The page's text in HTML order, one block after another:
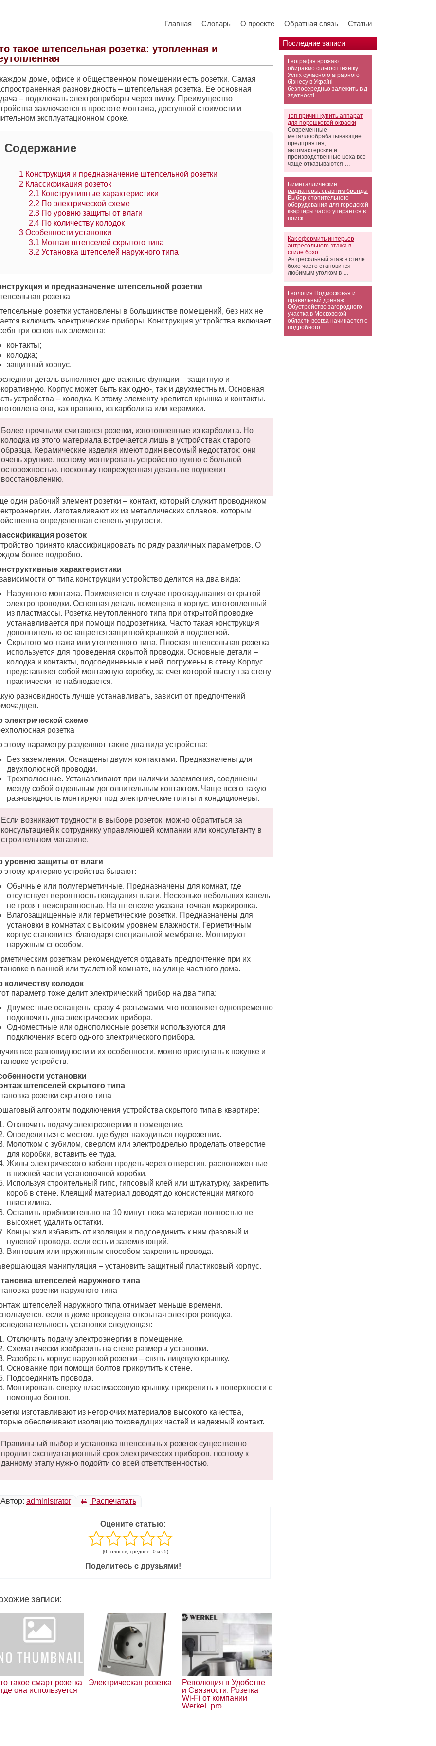
Главная Словарь О проекте Обратная связь Статьи
Последние записи
Географія врожаю:
обираємо сільгосптехніку
Успіх сучасного аграрного
бізнесу в Україні
безпосередньо залежить від
здатності …
Топ причин купить аппарат
для порошковой окраски
Современные
металлообрабатывающие
предприятия,
автомастерские и
производственные цеха все
чаще отказываются …
Биметаллические
радиаторы: сравним бренды
Выбор отопительного
оборудования для городской
квартиры часто упирается в
поиск …
Как оформить интерьер
антресольного этажа в
стиле бохо
Антресольный этаж в стиле
бохо часто становится
любимым уголком в …
Геология Подмосковья и
правильный дренаж
Обустройство загородного
участка в Московской
области всегда начинается с
подробного …
такое штепсельная розетка: утопленная и
доме, офисе и общественном помещении есть розетки. Самая
разновидность – штепсельная розетка. Ее основная
– подключать электроприборы через вилку. Преимущество
заключается в простоте монтажа, доступной стоимости и
эксплуатационном сроке.
Содержание
1 Конструкция и предназначение штепсельной розетки
2 Классификация розеток
2.1 Конструктивные характеристики
2.2 По электрической схеме
2.3 По уровню защиты от влаги
2.4 По количеству колодок
3 Особенности установки
3.1 Монтаж штепселей скрытого типа
3.2 Установка штепселей наружного типа
и предназначение штепсельной розетки
розетка
розетки установлены в большинстве помещений, без них не
включить электрические приборы. Конструкция устройства включает
три основных элемента:
контакты;
колодка;
защитный корпус.
деталь выполняет две важные функции – защитную и
Корпус может быть как одно-, так и двухместным. Основная
устройства – колодка. К этому элементу крепится крышка и контакты.
она, как правило, из карболита или керамики.
Более прочными считаются розетки, изготовленные из карболита. Но
колодка из этого материала встречается лишь в устройствах старого
образца. Керамические изделия имеют один весомый недостаток: они
очень хрупкие, поэтому монтировать устройство нужно с большой
осторожностью, поскольку поврежденная деталь не подлежит
восстановлению.
один рабочий элемент розетки – контакт, который служит проводником
Изготавливают их из металлических сплавов, которым
определенная степень упругости.
розеток
принято классифицировать по ряду различных параметров. О
более подробно.
характеристики
от типа конструкции устройство делится на два вида:
Наружного монтажа. Применяется в случае прокладывания открытой
электропроводки. Основная деталь помещена в корпус, изготовленный
из пластмассы. Розетка неутопленного типа при открытой проводке
устанавливается при помощи подрозетника. Часто такая конструкция
дополнительно оснащается защитной крышкой и подсветкой.
Скрытого монтажа или утопленного типа. Плоская штепсельная розетка
используется для проведения скрытой проводки. Основные детали –
колодка и контакты, подсоединенные к ней, погружены в стену. Корпус
представляет собой монтажную коробку, за счет которой выступ за стену
практически не наблюдается.
разновидность лучше устанавливать, зависит от предпочтений
электрической схеме
розетка
этому параметру разделяют также два вида устройства:
Без заземления. Оснащены двумя контактами. Предназначены для
двухполюсной проводки.
Трехполюсные. Устанавливают при наличии заземления, соединены
между собой отдельным дополнительным контактом. Чаще всего такую
разновидность монтируют под электрические плиты и кондиционеры.
Если возникают трудности в выборе розеток, можно обратиться за
консультацией к сотруднику управляющей компании или консультанту в
строительном магазине.
уровню защиты от влаги
этому критерию устройства бывают:
Обычные или полугерметичные. Предназначены для комнат, где
отсутствует вероятность попадания влаги. Несколько небольших капель
не грозят неисправностью. На штепселе указана точная маркировка.
Влагозащищенные или герметические розетки. Предназначены для
установки в комнатах с высоким уровнем влажности. Герметичным
корпус становится благодаря специальной мембране. Монтируют
наружным способом.
розеткам рекомендуется отдавать предпочтение при их
в ванной или туалетной комнате, на улице частного дома.
количеству колодок
параметр тоже делит электрический прибор на два типа:
Двуместные оснащены сразу 4 разъемами, что позволяет одновременно
подключить два электрических прибора.
Одноместные или однополюсные розетки используются для
подключения всего одного электрического прибора.
все разновидности и их особенности, можно приступать к покупке и
устройств.
установки
штепселей скрытого типа
розетки скрытого типа
алгоритм подключения устройства скрытого типа в квартире:
Отключить подачу электроэнергии в помещение.
Определиться с местом, где будет находиться подрозетник.
Молотком с зубилом, сверлом или электродрелью проделать отверстие
для коробки, вставить ее туда.
Жилы электрического кабеля продеть через отверстия, расположенные
в нижней части установочной коробки.
Используя строительный гипс, гипсовый клей или штукатурку, закрепить
короб в стене. Клеящий материал доводят до консистенции мягкого
пластилина.
Оставить приблизительно на 10 минут, пока материал полностью не
высохнет, удалить остатки.
Концы жил избавить от изоляции и подсоединить к ним фазовый и
нулевой провода, если есть и заземляющий.
Винтовым или пружинным способом закрепить провода.
манипуляция – установить защитный пластиковый корпус.
штепселей наружного типа
розетки наружного типа
штепселей наружного типа отнимает меньше времени.
если в доме проведена открытая электропроводка.
установки следующая:
Отключить подачу электроэнергии в помещение.
Схематически изобразить на стене размеры установки.
Разобрать корпус наружной розетки – снять лицевую крышку.
Основание при помощи болтов прикрутить к стене.
Подсоединить провода.
Монтировать сверху пластмассовую крышку, прикрепить к поверхности с
помощью болтов.
изготавливают из негорючих материалов высокого качества,
обеспечивают изоляцию токоведущих частей и надежный контакт.
Правильный выбор и установка штепсельных розеток существенно
продлит эксплуатационный срок электрических приборов, поэтому к
данному этапу нужно подойти со всей ответственностью.
Автор: administrator Распечатать
Оцените статью:
(0 голосов, среднее: 0 из 5)
Поделитесь с друзьями!
записи:
такое смарт розетка
она используется
Электрическая розетка
Революция в Удобстве
и Связности: Розетка
Wi-Fi от компании
WerkeL.pro